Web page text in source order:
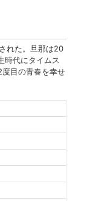
れた。旦那は20
時代にタイムス
目の青春を幸せ